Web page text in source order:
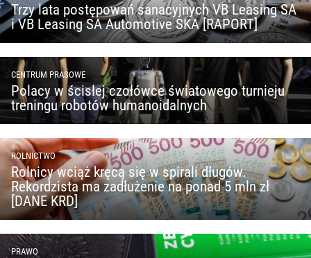
Trzy lata postępowań sanacyjnych VB Leasing SA
i VB Leasing SA Automotive SKA [RAPORT]
CENTRUM PRASOWE
Polacy w ścisłej czołówce światowego turnieju
treningu robotów humanoidalnych
ROLNICTWO
Rolnicy wciąż kręcą się w spirali długów.
Rekordzista ma zadłużenie na ponad 5 mln zł
[DANE KRD]
PRAWO